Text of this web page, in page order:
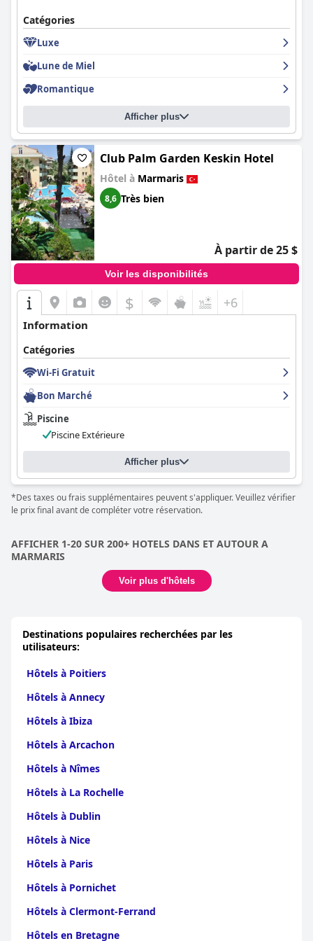
Catégories
Luxe
Lune de Miel
Romantique
Afficher plus
Club Palm Garden Keskin Hotel
Hôtel à Marmaris
8,6 Très bien
À partir de 25 $
Voir les disponibilités
$ +6
Information
Catégories
Wi-Fi Gratuit
Bon Marché
Piscine
Piscine Extérieure
Afficher plus
*Des taxes ou frais supplémentaires peuvent s'appliquer. Veuillez vérifier
le prix final avant de compléter votre réservation.
AFFICHER 1-20 SUR 200+ HOTELS DANS ET AUTOUR A
MARMARIS
Voir plus d'hôtels
Destinations populaires recherchées par les
utilisateurs:
Hôtels à Poitiers
Hôtels à Annecy
Hôtels à Ibiza
Hôtels à Arcachon
Hôtels à Nîmes
Hôtels à La Rochelle
Hôtels à Dublin
Hôtels à Nice
Hôtels à Paris
Hôtels à Pornichet
Hôtels à Clermont-Ferrand
Hôtels en Bretagne